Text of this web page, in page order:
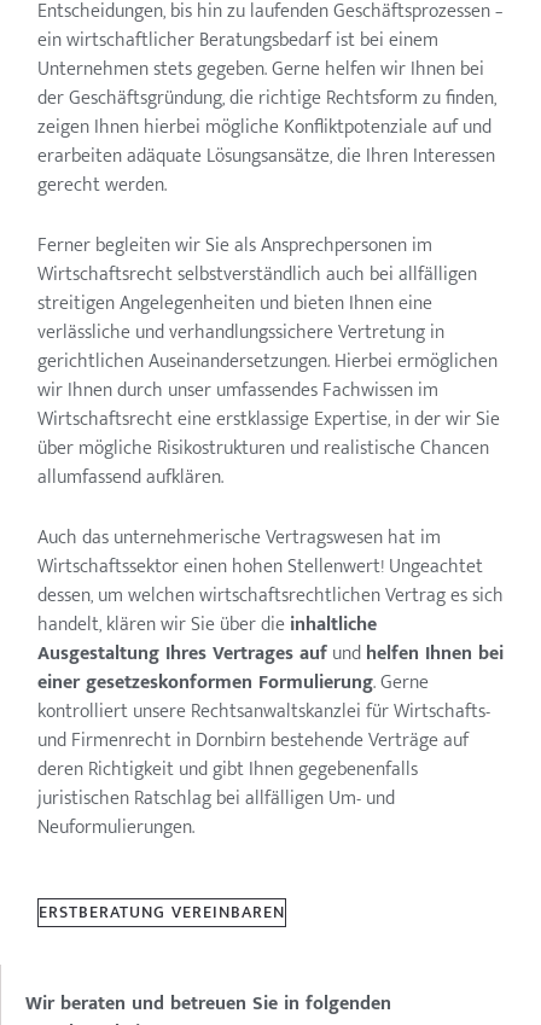
Entscheidungen, bis hin zu laufenden Geschäftsprozessen –
ein wirtschaftlicher Beratungsbedarf ist bei einem
Unternehmen stets gegeben. Gerne helfen wir Ihnen bei
der Geschäftsgründung, die richtige Rechtsform zu finden,
zeigen Ihnen hierbei mögliche Konfliktpotenziale auf und
erarbeiten adäquate Lösungsansätze, die Ihren Interessen
gerecht werden.
Ferner begleiten wir Sie als Ansprechpersonen im
Wirtschaftsrecht selbstverständlich auch bei allfälligen
streitigen Angelegenheiten und bieten Ihnen eine
verlässliche und verhandlungssichere Vertretung in
gerichtlichen Auseinandersetzungen. Hierbei ermöglichen
wir Ihnen durch unser umfassendes Fachwissen im
Wirtschaftsrecht eine erstklassige Expertise, in der wir Sie
über mögliche Risikostrukturen und realistische Chancen
allumfassend aufklären.
Auch das unternehmerische Vertragswesen hat im
Wirtschaftssektor einen hohen Stellenwert! Ungeachtet
dessen, um welchen wirtschaftsrechtlichen Vertrag es sich
handelt, klären wir Sie über dieinhaltliche
Ausgestaltung Ihres Vertrages aufundhelfen Ihnen bei
einer gesetzeskonformen Formulierung. Gerne
kontrolliert unsere Rechtsanwaltskanzlei für Wirtschafts-
und Firmenrecht in Dornbirn bestehende Verträge auf
deren Richtigkeit und gibt Ihnen gegebenenfalls
juristischen Ratschlag bei allfälligen Um- und
Neuformulierungen.
ERSTBERATUNG VEREINBAREN
Wir beraten und betreuen Sie in folgenden